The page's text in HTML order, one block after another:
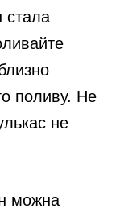
стала
поливу. Не
не
можна